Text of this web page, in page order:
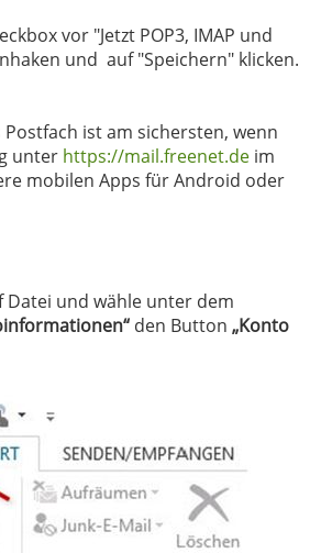
vor "Jetzt POP3, IMAP und
und auf "Speichern" klicken.
ist am sichersten, wenn
unter https://mail.freenet.de im
mobilen Apps für Android oder
Datei und wähle unter dem
den Button„Konto